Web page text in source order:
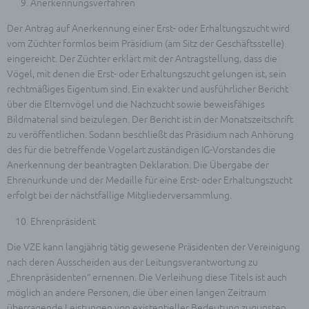
Anerkennungsverfahren
Der Antrag auf Anerkennung einer Erst- oder Erhaltungszucht wird
vom Züchter formlos beim Präsidium (am Sitz der Geschäftsstelle)
eingereicht. Der Züchter erklärt mit der Antragstellung, dass die
Vögel, mit denen die Erst- oder Erhaltungszucht gelungen ist, sein
rechtmäßiges Eigentum sind. Ein exakter und ausführlicher Bericht
über die Elternvögel und die Nachzucht sowie beweisfähiges
Bildmaterial sind beizulegen. Der Bericht ist in der Monatszeitschrift
zu veröffentlichen. Sodann beschließt das Präsidium nach Anhörung
des für die betreffende Vogelart zuständigen IG-Vorstandes die
Anerkennung der beantragten Deklaration. Die Übergabe der
Ehrenurkunde und der Medaille für eine Erst- oder Erhaltungszucht
erfolgt bei der nächstfällige Mitgliederversammlung.
Ehrenpräsident
Die VZE kann langjährig tätig gewesene Präsidenten der Vereinigung
nach deren Ausscheiden aus der Leitungsverantwortung zu
„Ehrenpräsidenten“ ernennen. Die Verleihung diese Titels ist auch
möglich an andere Personen, die über einen langen Zeitraum
Einschränkung der Verarbeitung ist die Markierung
Ziel, ihre künftige Verarbeitung einzuschränken.
e) Profiling
Profiling ist jede Art der automatisierten
Verarbeitung personenbezogener Daten, die darin
besteht, dass diese personenbezogenen Daten
verwendet werden, um bestimmte persönliche
Aspekte, die sich auf eine natürliche Person
beziehen, zu bewerten, insbesondere, um Aspekte
bezüglich Arbeitsleistung, wirtschaftlicher Lage,
Gesundheit, persönlicher Vorlieben, Interessen,
Zuverlässigkeit, Verhalten, Aufenthaltsort oder
Ortswechsel dieser natürlichen Person zu
f) Pseudonymisierung
Pseudonymisierung ist die Verarbeitung
personenbezogener Daten in einer Weise, auf
welche die personenbezogenen Daten ohne
Hinzuziehung zusätzlicher Informationen nicht
mehr einer spezifischen betroffenen Person